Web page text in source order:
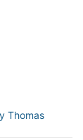
Thomas